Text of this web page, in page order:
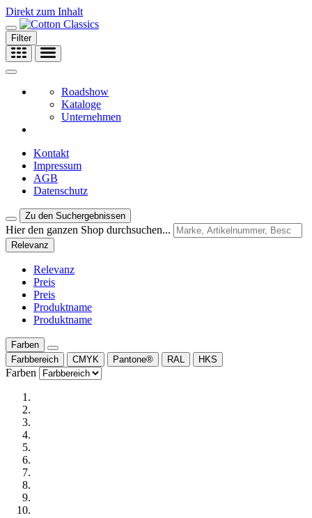
Direkt zum Inhalt
Filter
Roadshow
Kataloge
Unternehmen
Kontakt
Impressum
AGB
Datenschutz
Zu den Suchergebnissen
Hier den ganzen Shop durchsuchen...
Relevanz
Relevanz
Preis
Preis
Produktname
Produktname
Farben
Farbbereich
CMYK Pantone® RAL HKS
Farben